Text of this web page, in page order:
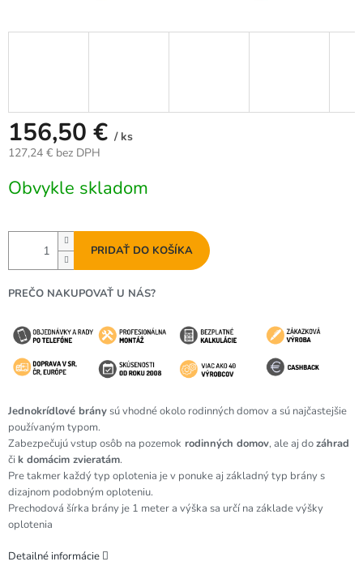
156,50 € / ks
127,24 € bez DPH
cena:
Obvykle skladom
PRIDAŤ DO KOŠÍKA
PREČO NAKUPOVAŤ U NÁS?
Jednokrídlové bránysú vhodné okolo rodinných domov a sú najčastejšie
používaným typom.
Zabezpečujú vstup osôb na pozemok rodinných domov, ale aj dozáhrad
či k domácim zvieratám.
Pre takmer každý typ oplotenia je v ponuke aj základný typ brány s
dizajnom podobným oploteniu.
Prechodová šírka brány je 1 meter a výška sa určí na základe výšky
oplotenia
Detailné informácie